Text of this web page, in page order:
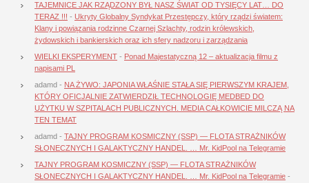
TAJEMNICE JAK RZĄDZONY BYŁ NASZ ŚWIAT OD TYSIĘCY LAT… DO
TERAZ !!! - Ukryty Globalny Syndykat Przestępczy, który rządzi światem:
Klany i powiązania rodzinne Czarnej Szlachty, rodzin królewskich,
żydowskich i bankierskich oraz ich sfery nadzoru i zarządzania
WIELKI EKSPERYMENT - Ponad Majestatyczną 12 – aktualizacja filmu z
napisami PL
adamd - NA ŻYWO: JAPONIA WŁAŚNIE STAŁA SIĘ PIERWSZYM KRAJEM,
KTÓRY OFICJALNIE ZATWIERDZIŁ TECHNOLOGIĘ MEDBED DO
UŻYTKU W SZPITALACH PUBLICZNYCH. MEDIA CAŁKOWICIE MILCZĄ NA
TEN TEMAT
adamd - TAJNY PROGRAM KOSMICZNY (SSP) — FLOTA STRAŻNIKÓW
SŁONECZNYCH I GALAKTYCZNY HANDEL. … Mr. KidPool na Telegramie
TAJNY PROGRAM KOSMICZNY (SSP) — FLOTA STRAŻNIKÓW
SŁONECZNYCH I GALAKTYCZNY HANDEL. … Mr. KidPool na Telegramie -